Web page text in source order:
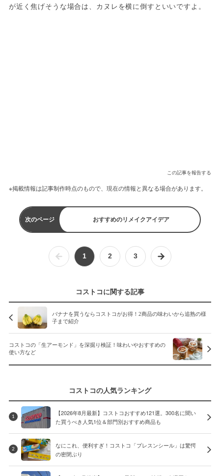
が近く焦げそうな場合は、カヌレを横に倒すといいですよ。
この記事を報告する
※掲載情報は記事制作時点のもので、現在の情報と異なる場合があります。
次のページ おすすめのリメイクアイデア
1 2 3
コストコに関する記事
バナナを買うならコストコがお得！2商品の味わいから追熟の様
子まで紹介
コストコの「生アーモンド」を深掘り検証！味わいやおすすめの
使い方など
コストコの人気ランキング
1
【2026年8月最新】コストコおすすめ121選。300名に聞い
た買うべき人気1位＆部門別おすすめ商品も
2
なにこれ、便利すぎ！コストコ「プレスンシール」は驚愕
の密閉ぶり